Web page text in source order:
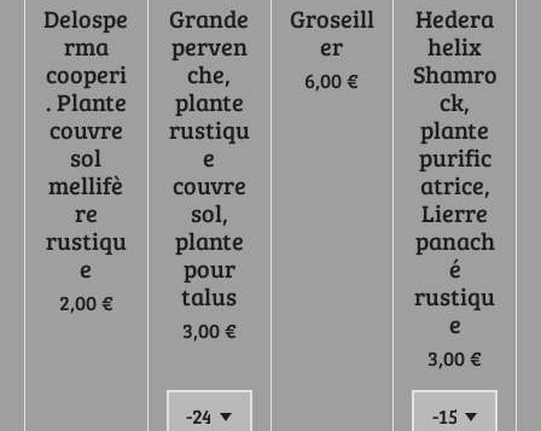
Delospe
rma
cooperi
. Plante
couvre
sol
mellifè
re
rustiqu
e
2,00 €
Grande
perven
che,
plante
rustiqu
e
couvre
sol,
plante
pour
talus
3,00 €
Groseill
er
6,00 €
Hedera
helix
Shamro
ck,
plante
purific
atrice,
Lierre
panach
é
rustiqu
e
3,00 €